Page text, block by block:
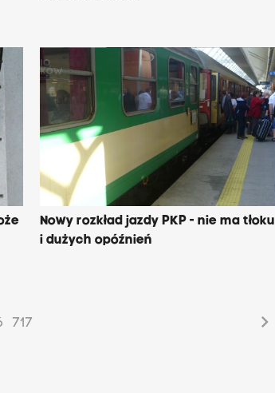
Nowy rozkład jazdy PKP - nie ma tłoku
i dużych opóźnień
717 chevron_right